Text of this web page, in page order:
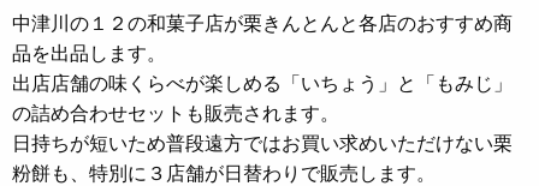
中津川の１２の和菓子店が栗きんとんと各店のおすすめ商
品を出品します。
出店店舗の味くらべが楽しめる「いちょう」と「もみじ」
の詰め合わせセットも販売されます。
日持ちが短いため普段遠方ではお買い求めいただけない栗
粉餅も、特別に３店舗が日替わりで販売します。